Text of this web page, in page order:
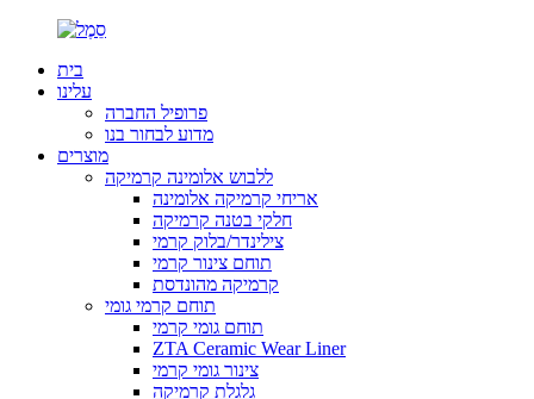
בית
עלינו
פרופיל החברה
מדוע לבחור בנו
מוצרים
ללבוש אלומינה קרמיקה
אריחי קרמיקה אלומינה
חלקי בטנה קרמיקה
צילינדר/בלוק קרמי
תוחם צינור קרמי
קרמיקה מהונדסת
תוחם קרמי גומי
תוחם גומי קרמי
ZTA Ceramic Wear Liner
צינור גומי קרמי
גלגלת קרמיקה